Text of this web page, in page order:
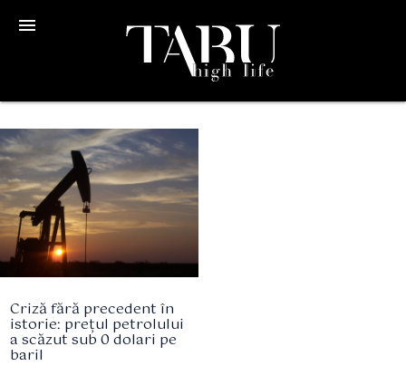
menu
Criză fără precedent în
istorie: prețul petrolului
a scăzut sub 0 dolari pe
baril